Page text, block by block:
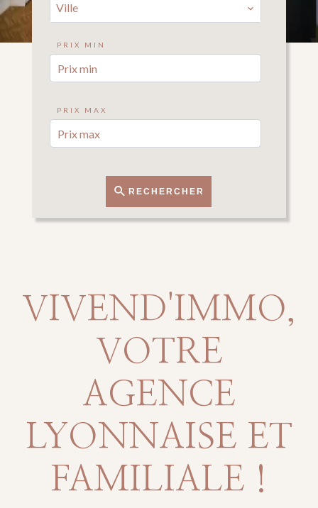
Ville
PRIX MIN
PRIX MAX
RECHERCHER
VIVEND'IMMO,
VOTRE
AGENCE
LYONNAISE ET
FAMILIALE !